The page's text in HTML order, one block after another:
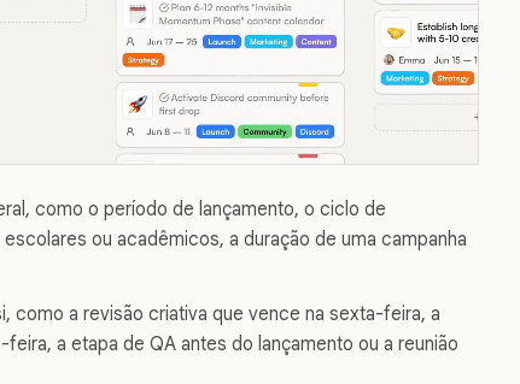
como o período de lançamento, o ciclo de
ou acadêmicos, a duração de uma campanha
como a revisão criativa que vence na sexta-feira, a
a etapa de QA antes do lançamento ou a reunião